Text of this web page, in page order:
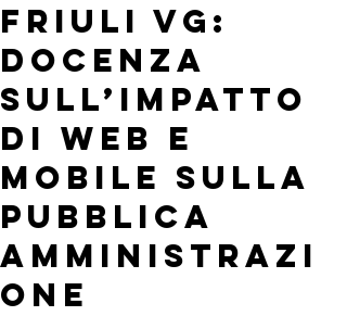
Friuli VG:
docenza
sull’impatto
di Web e
Mobile sulla
pubblica
amministrazi
one